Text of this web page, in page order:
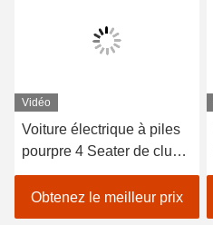
Vidéo
Voiture électrique à piles
pourpre 4 Seater de club
de la voiture 48V de golf
mini
Obtenez le meilleur prix